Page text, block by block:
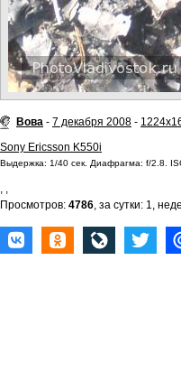
Вова - 7 декабря 2008 -
Sony Ericsson K550i
Выдержка: 1/40 сек. Диафрагма: f/2.8.
, ,
Просмотров: 4786, за сутки: 1,